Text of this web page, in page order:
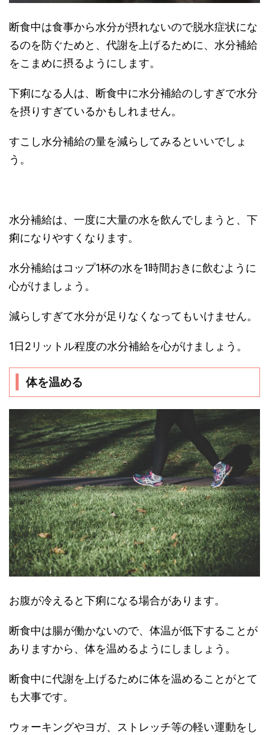
断食中は食事から水分が摂れないので脱水症状にな
るのを防ぐためと、代謝を上げるために、水分補給
をこまめに摂るようにします。
下痢になる人は、断食中に水分補給のしすぎで水分
を摂りすぎているかもしれません。
すこし水分補給の量を減らしてみるといいでしょ
う。
水分補給は、一度に大量の水を飲んでしまうと、下
痢になりやすくなります。
水分補給はコップ1杯の水を1時間おきに飲むように
心がけましょう。
減らしすぎて水分が足りなくなってもいけません。
1日2リットル程度の水分補給を心がけましょう。
体を温める
お腹が冷えると下痢になる場合があります。
断食中は腸が働かないので、体温が低下することが
ありますから、体を温めるようにしましょう。
断食中に代謝を上げるために体を温めることがとて
も大事です。
ウォーキングやヨガ、ストレッチ等の軽い運動をし